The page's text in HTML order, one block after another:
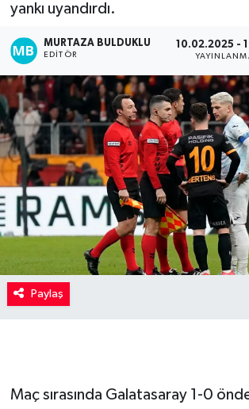
yankı uyandırdı.
MURTAZA BULDUKLU
EDITÖR
10.02.2025 -
Paylaş
Maç sırasında Galatasaray 1-0